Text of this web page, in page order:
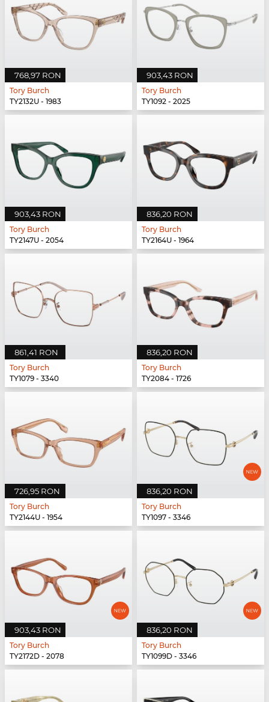
768,97 RON
Tory Burch
TY2132U - 1983
903,43 RON
Tory Burch
TY1092 - 2025
903,43 RON
Tory Burch
TY2147U - 2054
836,20 RON
Tory Burch
TY2164U - 1964
861,41 RON
Tory Burch
TY1079 - 3340
836,20 RON
Tory Burch
TY2084 - 1726
726,95 RON
Tory Burch
TY2144U - 1954
836,20 RON
Tory Burch
TY1097 - 3346
903,43 RON
Tory Burch
TY2172D - 2078
836,20 RON
Tory Burch
TY1099D - 3346